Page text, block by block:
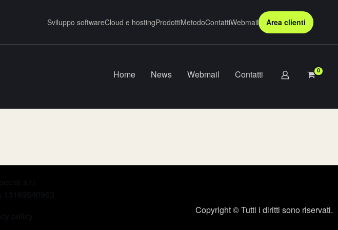
Sviluppo softwareCloud e hostingProdottiMetodoContattiWebmail Area clienti
Home News Webmail Contatti 0
s.r.l.
13169540963
policy
Copyright © Tutti i diritti sono riservati.